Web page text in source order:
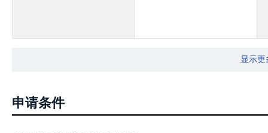
显示更
申请条件